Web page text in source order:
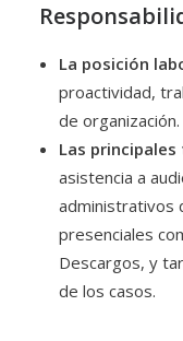
La posición
proactividad,
de organización.
Las principales
asistencia a
administrativos
presenciales
Descargos, y
de los casos.